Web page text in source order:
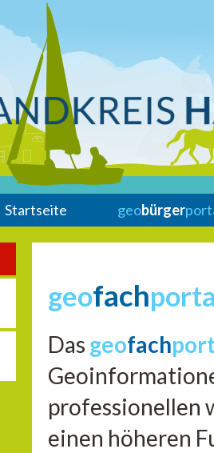
Startseite geobürger
geofach
Das geofach
professionellen
einen höheren